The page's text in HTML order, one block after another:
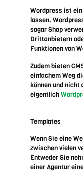
Wordpress ist
lassen.
sogar Shop
Drittanbietern
Funktionen von
Zudem bieten
einfachem Weg
können und nicht
eigentlich
Templates
Wenn Sie eine
zwischen vielen
Entweder Sie
einer Agentur